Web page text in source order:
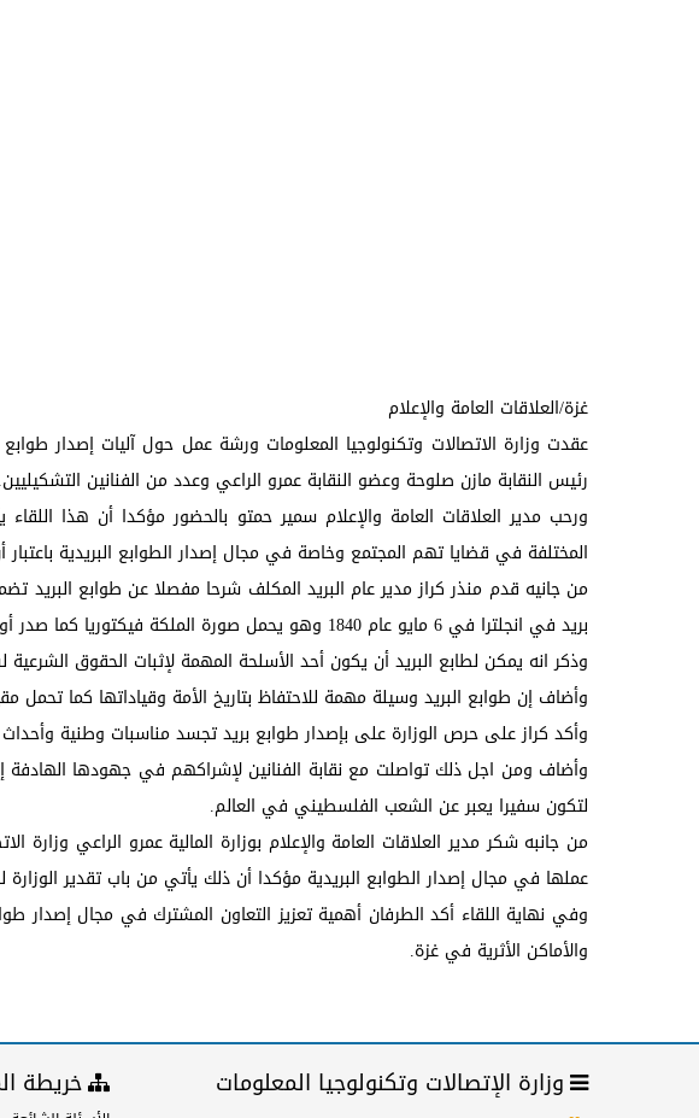
غزة/العلاقات العامة والإعلام
عقدت وزارة الاتصالات وتكنولوجيا المعلومات ورشة عمل حول آليات إصدار طوابع
رئيس النقابة مازن صلوحة وعضو النقابة عمرو الراعي وعدد من الفنانين التشكيليين.
ورحب مدير العلاقات العامة والإعلام سمير حمتو بالحضور مؤكدا أن هذا
المختلفة في قضايا تهم المجتمع وخاصة في مجال إصدار الطوابع البريدية باعتبار
من جانيه قدم منذر كراز مدير عام البريد المكلف شرحا مفصلا عن طوابع البريد
بريد في انجلترا في 6 مايو عام 1840 وهو يحمل صورة الملكة فيكتوريا كما صدر أول طابع بريد في مصر عام 1866 في عهد الحكومة الخيدوية .
وذكر انه يمكن لطابع البريد أن يكون أحد الأسلحة المهمة لإثبات الحقوق
وأضاف إن طوابع البريد وسيلة مهمة للاحتفاظ بتاريخ الأمة وقياداتها كما تحمل
وأكد كراز على حرص الوزارة على بإصدار طوابع بريد تجسد مناسبات وطنية
وأضاف ومن اجل ذلك تواصلت مع نقابة الفنانين لإشراكهم في جهودها الهادفة
لتكون سفيرا يعبر عن الشعب الفلسطيني في العالم.
من جانبه شكر مدير العلاقات العامة والإعلام بوزارة المالية عمرو الراعي
عملها في مجال إصدار الطوابع البريدية مؤكدا أن ذلك يأتي من باب تقدير الوزارة
وفي نهاية اللقاء أكد الطرفان أهمية تعزيز التعاون المشترك في مجال إصدار
والأماكن الأثرية في غزة.
وزارة الإتصالات وتكنولوجيا المعلومات خريطة